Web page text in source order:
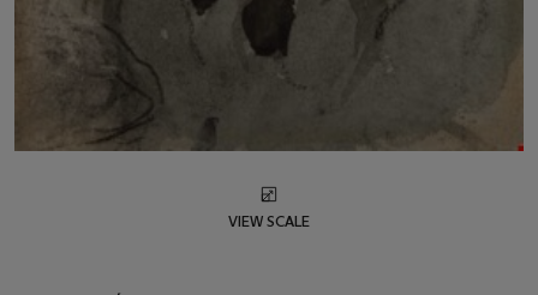
VIEW SCALE